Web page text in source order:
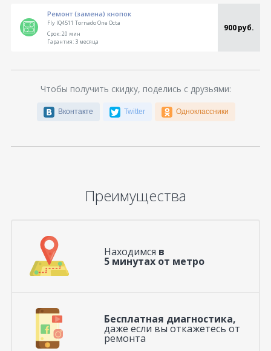
Ремонт (замена) кнопок
Fly IQ4511 Tornado One Octa 900 руб.
Срок:20 мин
Гарантия:3 месяца
Чтобы получить скидку, поделись с друзьями:
Вконтакте Twitter Одноклассники
Преимущества
Находимся в
5 минутах от метро
Бесплатная диагностика,
даже если вы откажетесь от
ремонта